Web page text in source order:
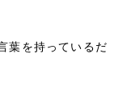
葉を持っているだ